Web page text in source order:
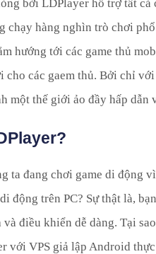
bởi LDPlayer hỗ trợ tất
chạy hàng nghìn trò chơi
hướng tới các game thủ
cho các gaem thủ. Bởi chỉ
một thế giới ảo đầy hấp dẫn
ta đang chơi game di động
động trên PC? Sự thật là,
điều khiển dễ dàng. Tại
với VPS giả lập Android